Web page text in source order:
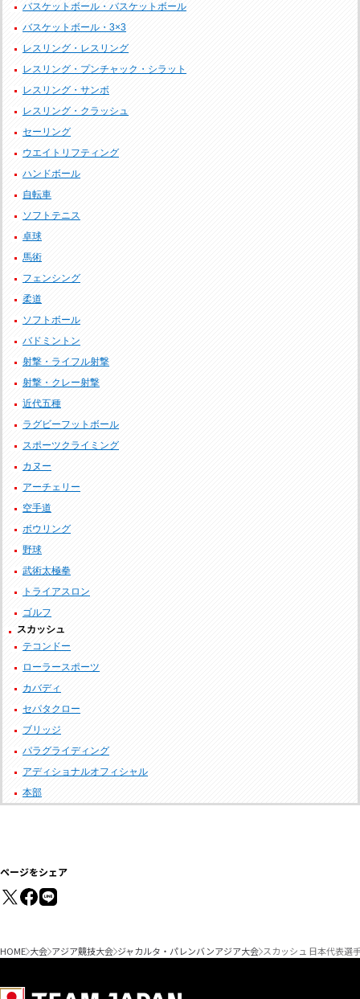
バスケットボール・バスケットボール
バスケットボール・3×3
レスリング・レスリング
レスリング・プンチャック・シラット
レスリング・サンボ
レスリング・クラッシュ
セーリング
ウエイトリフティング
ハンドボール
自転車
ソフトテニス
卓球
馬術
フェンシング
柔道
ソフトボール
バドミントン
射撃・ライフル射撃
射撃・クレー射撃
近代五種
ラグビーフットボール
スポーツクライミング
カヌー
アーチェリー
空手道
ボウリング
野球
武術太極拳
トライアスロン
ゴルフ
スカッシュ
テコンドー
ローラースポーツ
カバディ
セパタクロー
ブリッジ
パラグライディング
アディショナルオフィシャル
本部
ページをシェア
HOME 大会 アジア競技大会 ジャカルタ・パレンバンアジア大会 スカッシュ 日本代表選